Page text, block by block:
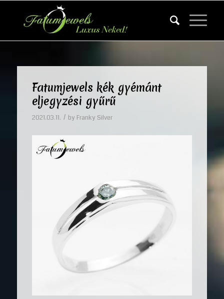
Fatumjewels kék gyémánt
eljegyzési gyűrű
2021.03.11. / by Franky Silver